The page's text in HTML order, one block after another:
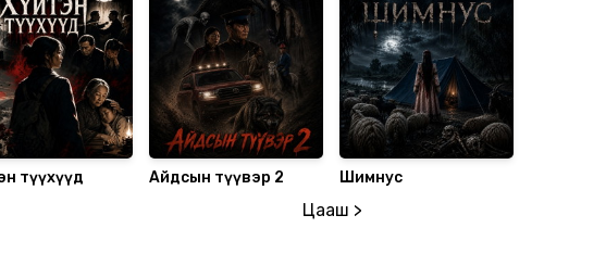
түүхүүд Айдсын түүвэр 2 Шимнус
Цааш >